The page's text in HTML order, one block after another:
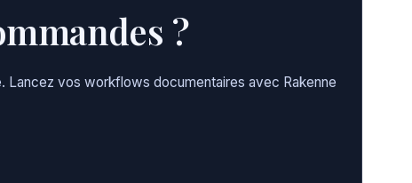
?
Lancez vos workflows documentaires avec Rakenne